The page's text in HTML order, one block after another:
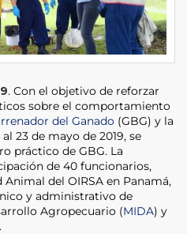
. Con el objetivo de reforzar
sobre el comportamiento
del Ganado (GBG) y la
23 de mayo de 2019, se
práctico de GBG. La
de 40 funcionarios,
del OIRSA en Panamá,
y administrativo de
Agropecuario (MIDA) y